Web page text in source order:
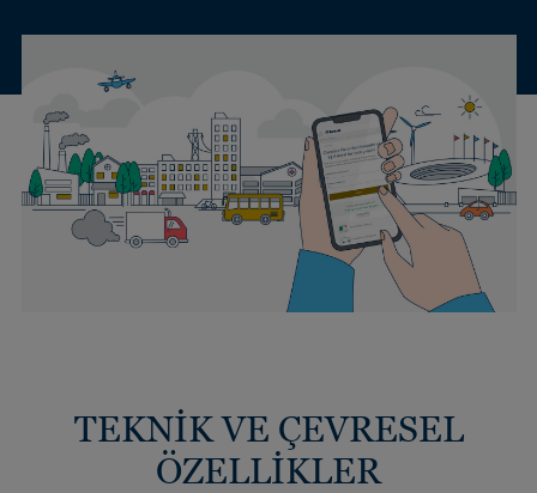
TEKNİK VE ÇEVRESEL
ÖZELLİKLER